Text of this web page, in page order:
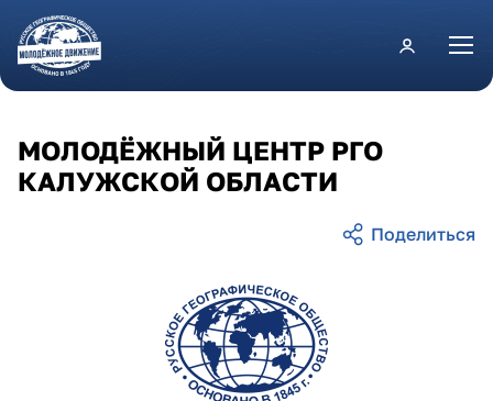
Перейти к основному содержанию
МОЛОДЁЖНЫЙ ЦЕНТР РГО
КАЛУЖСКОЙ ОБЛАСТИ
kaluzhskaya.png